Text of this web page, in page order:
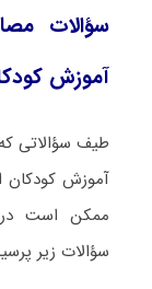
سؤالات
آموزش
طیف سؤالاتی
آموزش کودکان
ممکن است در
سؤالات زیر